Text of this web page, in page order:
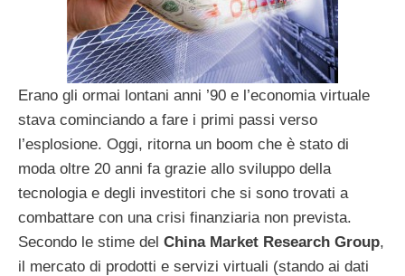
Erano gli ormai lontani anni ’90 e l’economia virtuale
stava cominciando a fare i primi passi verso
l’esplosione. Oggi, ritorna un boom che è stato di
moda oltre 20 anni fa grazie allo sviluppo della
tecnologia e degli investitori che si sono trovati a
combattare con una crisi finanziaria non prevista.
Secondo le stime del China Market Research Group,
il mercato di prodotti e servizi virtuali (stando ai dati